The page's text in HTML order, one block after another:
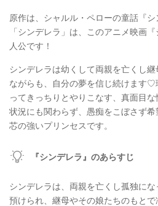
原作は、シャルル・ペローの童話『
「シンデレラ」は、このアニメ映画
人公です！
シンデレラは幼くして両親を亡くし
ながらも、自分の夢を信じ続けます
ってきっちりとやりこなす、真面目
状況にも関わらず、愚痴をこぼさず希
芯の強いプリンセスです。
『シンデレラ』のあらすじ
シンデレラは、両親を亡くし孤独に
預けられ、継母やその娘たちのもと